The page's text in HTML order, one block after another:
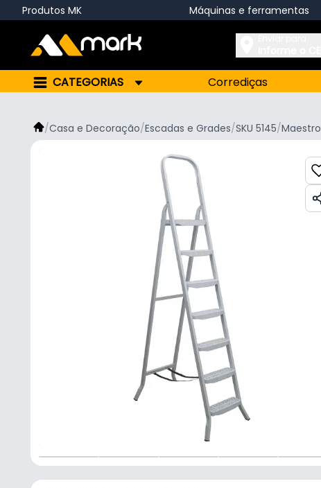
Produtos MK Máquinas e ferramentas
CATEGORIAS Corrediças
/Casa e Decoração/Escadas e Grades/SKU 5145/Maestro